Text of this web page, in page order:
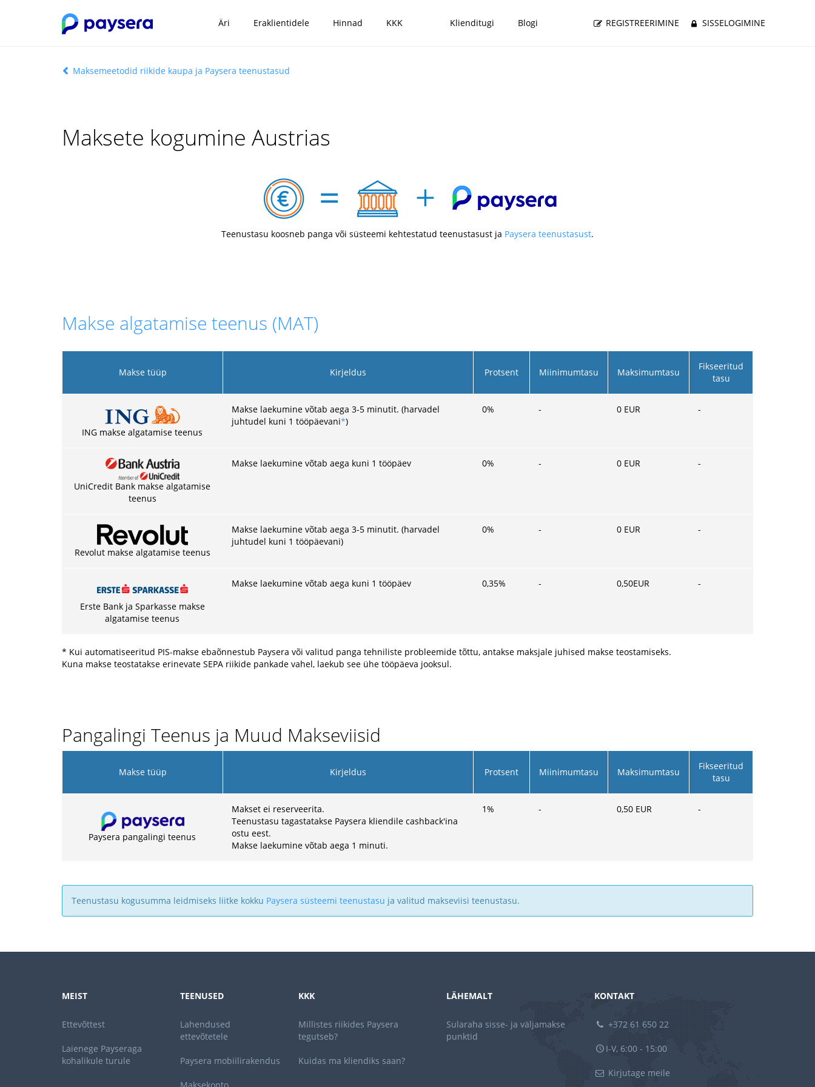
Äri Eraklientidele Hinnad KKK Klienditugi Blogi REGISTREERIMINE SISSELOGIMINE
Maksemeetodid riikide kaupa ja Paysera teenustasud
Maksete kogumine Austrias
Teenustasu koosneb panga või süsteemi kehtestatud teenustasust ja Paysera teenustasust.
Makse algatamise teenus (MAT)
Makse tüüp Kirjeldus Protsent Miinimumtasu Maksimumtasu
Fikseeritud
tasu
ING makse algatamise teenus
Makse laekumine võtab aega 3-5 minutit. (harvadel
juhtudel kuni 1 tööpäevani*)
0% - 0 EUR -
UniCredit Bank makse algatamise
teenus
Makse laekumine võtab aega kuni 1 tööpäev 0% - 0 EUR -
Revolut makse algatamise teenus
Makse laekumine võtab aega 3-5 minutit. (harvadel
juhtudel kuni 1 tööpäevani)
0% - 0 EUR -
Erste Bank ja Sparkasse makse
algatamise teenus
Makse laekumine võtab aega kuni 1 tööpäev 0,35% - 0,50EUR -
* Kui automatiseeritud PIS-makse ebaõnnestub Paysera või valitud panga tehniliste probleemide tõttu, antakse maksjale juhised makse teostamiseks.
Kuna makse teostatakse erinevate SEPA riikide pankade vahel, laekub see ühe tööpäeva jooksul.
Pangalingi Teenus ja Muud Makseviisid
Makse tüüp Kirjeldus Protsent Miinimumtasu Maksimumtasu
Fikseeritud
tasu
Paysera pangalingi teenus
Makset ei reserveerita.
Teenustasu tagastatakse Paysera kliendile cashback'ina
ostu eest.
Makse laekumine võtab aega 1 minuti.
1% - 0,50 EUR -
Teenustasu kogusumma leidmiseks liitke kokku Paysera süsteemi teenustasu ja valitud makseviisi teenustasu.
MEIST
Ettevõttest
Laienege Payseraga
kohalikule turule
TEENUSED
Lahendused
ettevõtetele
Paysera mobiilirakendus
KKK
Millistes riikides Paysera
tegutseb?
Kuidas ma kliendiks saan?
LÄHEMALT
Sularaha sisse- ja väljamakse
punktid
KONTAKT
+372 61 650 22
I-V, 6:00 - 15:00
Kirjutage meile